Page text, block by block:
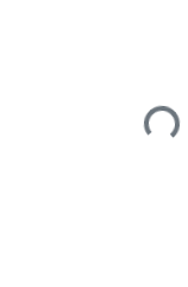
Loading...